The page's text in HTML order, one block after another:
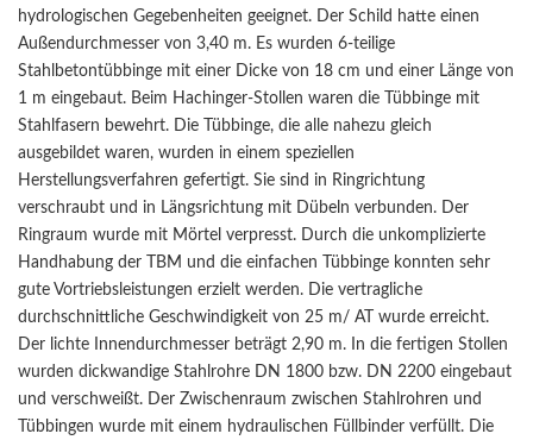
hydrologischen Gegebenheiten geeignet. Der Schild hatte einen
Außendurchmesser von 3,40 m. Es wurden 6-teilige
Stahlbetontübbinge mit einer Dicke von 18 cm und einer Länge von
1 m eingebaut. Beim Hachinger-Stollen waren die Tübbinge mit
Stahlfasern bewehrt. Die Tübbinge, die alle nahezu gleich
ausgebildet waren, wurden in einem speziellen
Herstellungsverfahren gefertigt. Sie sind in Ringrichtung
verschraubt und in Längsrichtung mit Dübeln verbunden. Der
Ringraum wurde mit Mörtel verpresst. Durch die unkomplizierte
Handhabung der TBM und die einfachen Tübbinge konnten sehr
gute Vortriebsleistungen erzielt werden. Die vertragliche
durchschnittliche Geschwindigkeit von 25 m/ AT wurde erreicht.
Der lichte Innendurchmesser beträgt 2,90 m. In die fertigen Stollen
wurden dickwandige Stahlrohre DN 1800 bzw. DN 2200 eingebaut
und verschweißt. Der Zwischenraum zwischen Stahlrohren und
Tübbingen wurde mit einem hydraulischen Füllbinder verfüllt. Die